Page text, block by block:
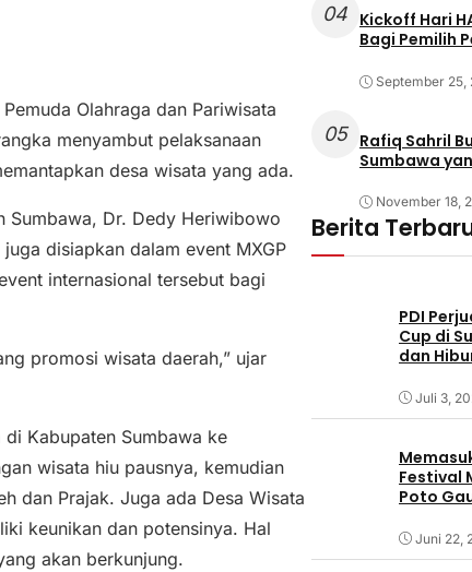
Olahraga dan Pariwisata
menyambut pelaksanaan
desa wisata yang ada.
Sumbawa, Dr. Dedy Heriwibowo
disiapkan dalam event MXGP
internasional tersebut bagi
promosi wisata daerah,” ujar
Kabupaten Sumbawa ke
wisata hiu pausnya, kemudian
dan Prajak. Juga ada Desa Wisata
keunikan dan potensinya. Hal
akan berkunjung.
04 Kickoff Hari
Bagi Pemilih
September 25,
05
Rafiq Sahril
Sumbawa
November 18,
Berita
PDI
Cup di
dan
Juli 3,
Festival
Poto
Juni 22,